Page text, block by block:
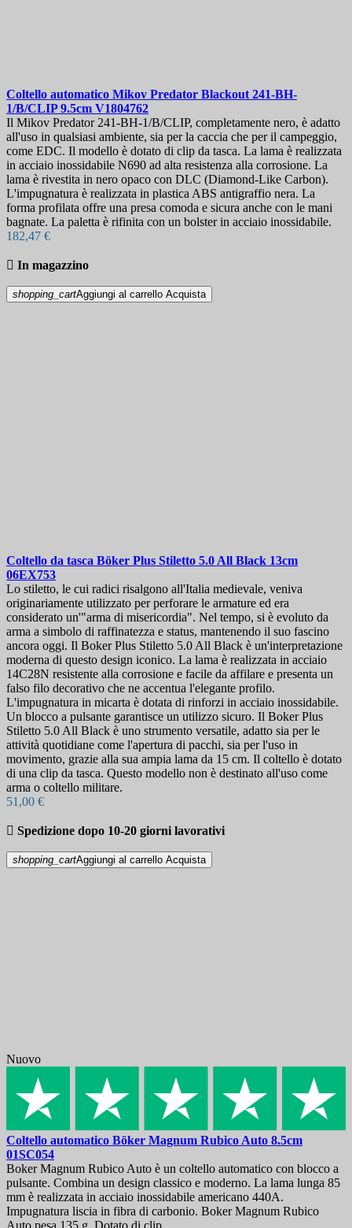
Coltello automatico Mikov Predator Blackout 241-BH-
1/B/CLIP 9.5cm V1804762
Il Mikov Predator 241-BH-1/B/CLIP, completamente nero, è adatto
all'uso in qualsiasi ambiente, sia per la caccia che per il campeggio,
come EDC. Il modello è dotato di clip da tasca. La lama è realizzata
in acciaio inossidabile N690 ad alta resistenza alla corrosione. La
lama è rivestita in nero opaco con DLC (Diamond-Like Carbon).
L'impugnatura è realizzata in plastica ABS antigraffio nera. La
forma profilata offre una presa comoda e sicura anche con le mani
bagnate. La paletta è rifinita con un bolster in acciaio inossidabile.
182,47 €
 In magazzino
shopping_cartAggiungi al carrello Acquista
Coltello da tasca Böker Plus Stiletto 5.0 All Black 13cm
06EX753
Lo stiletto, le cui radici risalgono all'Italia medievale, veniva
originariamente utilizzato per perforare le armature ed era
considerato un'"arma di misericordia". Nel tempo, si è evoluto da
arma a simbolo di raffinatezza e status, mantenendo il suo fascino
ancora oggi. Il Boker Plus Stiletto 5.0 All Black è un'interpretazione
moderna di questo design iconico. La lama è realizzata in acciaio
14C28N resistente alla corrosione e facile da affilare e presenta un
falso filo decorativo che ne accentua l'elegante profilo.
L'impugnatura in micarta è dotata di rinforzi in acciaio inossidabile.
Un blocco a pulsante garantisce un utilizzo sicuro. Il Boker Plus
Stiletto 5.0 All Black è uno strumento versatile, adatto sia per le
attività quotidiane come l'apertura di pacchi, sia per l'uso in
movimento, grazie alla sua ampia lama da 15 cm. Il coltello è dotato
di una clip da tasca. Questo modello non è destinato all'uso come
arma o coltello militare.
51,00 €
 Spedizione dopo 10-20 giorni lavorativi
shopping_cartAggiungi al carrello Acquista
Nuovo
Coltello automatico Böker Magnum Rubico Auto 8.5cm
01SC054
Boker Magnum Rubico Auto è un coltello automatico con blocco a
pulsante. Combina un design classico e moderno. La lama lunga 85
mm è realizzata in acciaio inossidabile americano 440A.
Impugnatura liscia in fibra di carbonio. Boker Magnum Rubico